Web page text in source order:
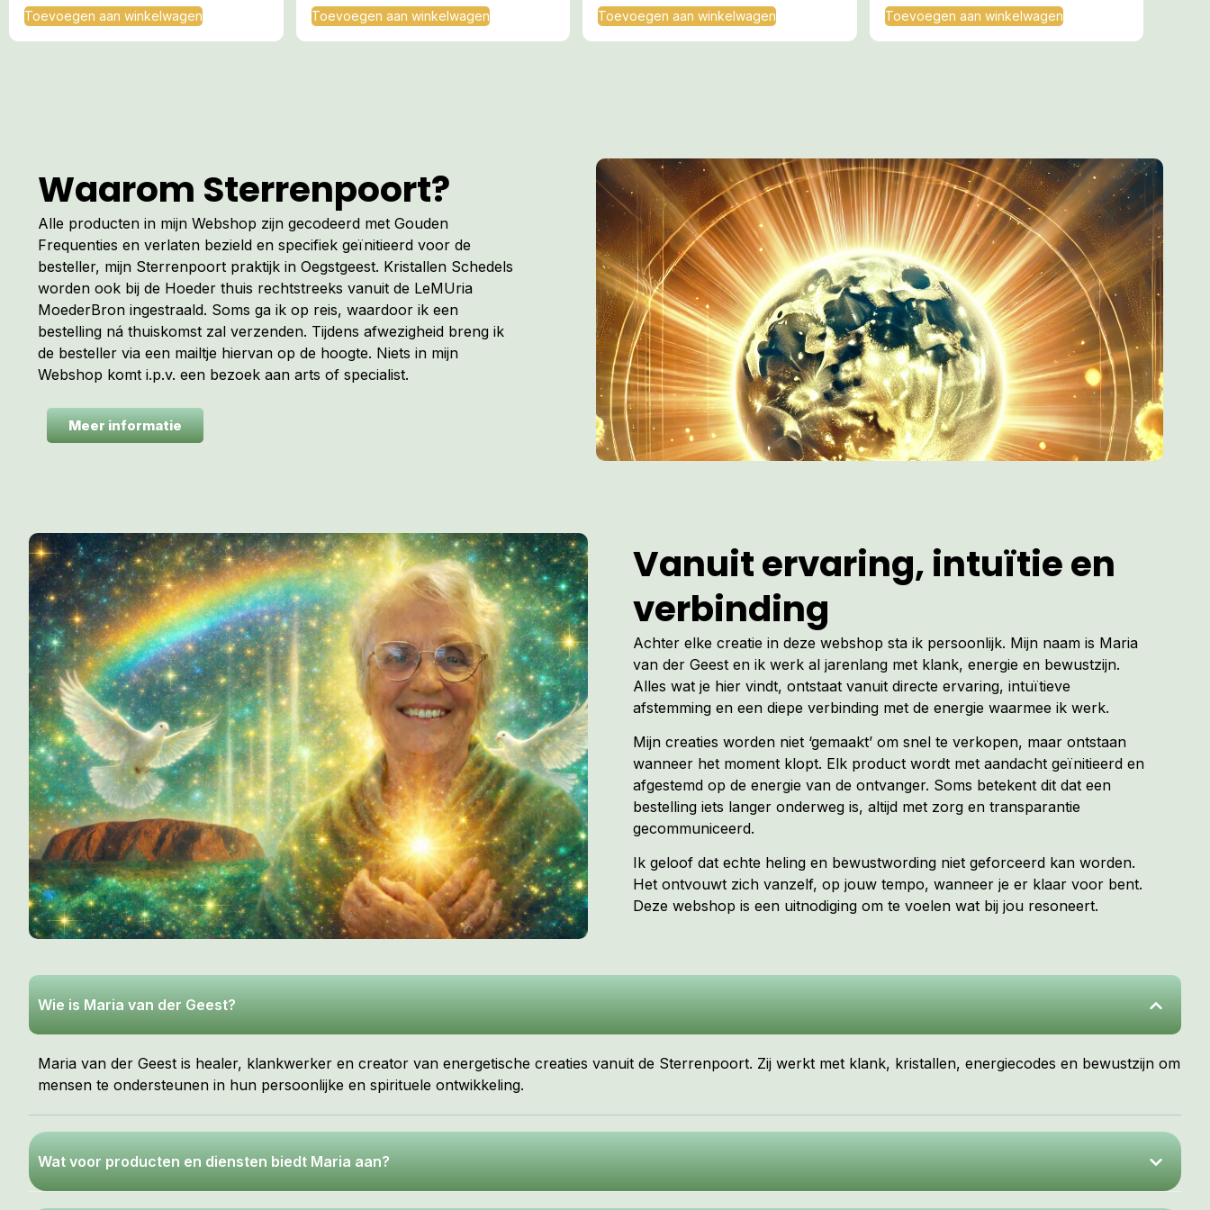
Toevoegen aan winkelwagen Toevoegen aan winkelwagen Toevoegen aan winkelwagen Toevoegen aan winkelwagen
Waarom Sterrenpoort?
Alle producten in mijn Webshop zijn gecodeerd met Gouden
Frequenties en verlaten bezield en specifiek geïnitieerd voor de
besteller, mijn Sterrenpoort praktijk in Oegstgeest. Kristallen Schedels
worden ook bij de Hoeder thuis rechtstreeks vanuit de LeMUria
MoederBron ingestraald. Soms ga ik op reis, waardoor ik een
bestelling ná thuiskomst zal verzenden. Tijdens afwezigheid breng ik
de besteller via een mailtje hiervan op de hoogte. Niets in mijn
Webshop komt i.p.v. een bezoek aan arts of specialist.
Meer informatie
Vanuit ervaring, intuïtie en
verbinding
Achter elke creatie in deze webshop sta ik persoonlijk. Mijn naam is Maria
van der Geest en ik werk al jarenlang met klank, energie en bewustzijn.
Alles wat je hier vindt, ontstaat vanuit directe ervaring, intuïtieve
afstemming en een diepe verbinding met de energie waarmee ik werk.
Mijn creaties worden niet ‘gemaakt’ om snel te verkopen, maar ontstaan
wanneer het moment klopt. Elk product wordt met aandacht geïnitieerd en
afgestemd op de energie van de ontvanger. Soms betekent dit dat een
bestelling iets langer onderweg is, altijd met zorg en transparantie
gecommuniceerd.
Ik geloof dat echte heling en bewustwording niet geforceerd kan worden.
Het ontvouwt zich vanzelf, op jouw tempo, wanneer je er klaar voor bent.
Deze webshop is een uitnodiging om te voelen wat bij jou resoneert.
Wie is Maria van der Geest?
Maria van der Geest is healer, klankwerker en creator van energetische creaties vanuit de Sterrenpoort. Zij werkt met klank, kristallen, energiecodes en bewustzijn om
mensen te ondersteunen in hun persoonlijke en spirituele ontwikkeling.
Wat voor producten en diensten biedt Maria aan?